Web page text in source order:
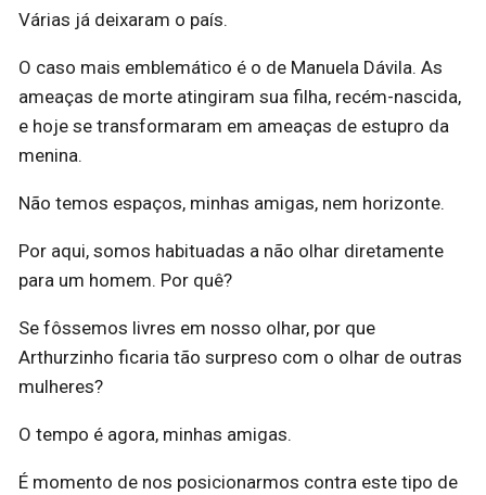
Várias já deixaram o país.
O caso mais emblemático é o de Manuela Dávila. As
ameaças de morte atingiram sua filha, recém-nascida,
e hoje se transformaram em ameaças de estupro da
menina.
Não temos espaços, minhas amigas, nem horizonte.
Por aqui, somos habituadas a não olhar diretamente
para um homem. Por quê?
Se fôssemos livres em nosso olhar, por que
Arthurzinho ficaria tão surpreso com o olhar de outras
mulheres?
O tempo é agora, minhas amigas.
É momento de nos posicionarmos contra este tipo de